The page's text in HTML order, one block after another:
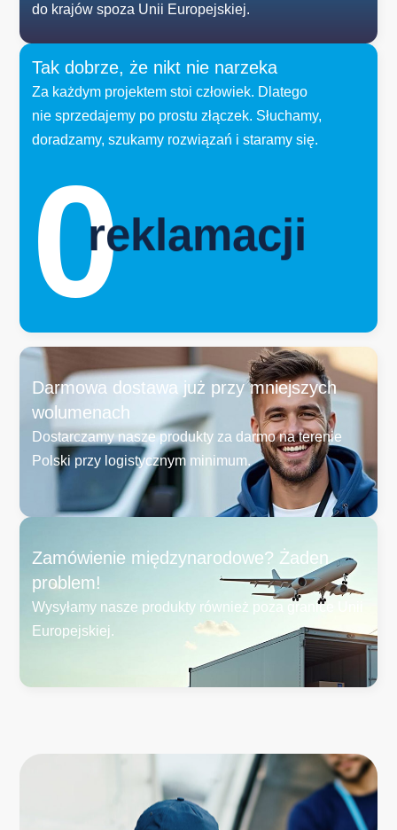
do krajów spoza Unii Europejskiej.
Tak dobrze, że nikt nie narzeka
Za każdym projektem stoi człowiek. Dlatego
nie sprzedajemy po prostu złączek. Słuchamy,
doradzamy, szukamy rozwiązań i staramy się.
0reklamacji
Darmowa dostawa już przy mniejszych
wolumenach
Dostarczamy nasze produkty za darmo na terenie
Polski przy logistycznym minimum.
Zamówienie międzynarodowe? Żaden
problem!
Wysyłamy nasze produkty również poza granice Unii
Europejskiej.